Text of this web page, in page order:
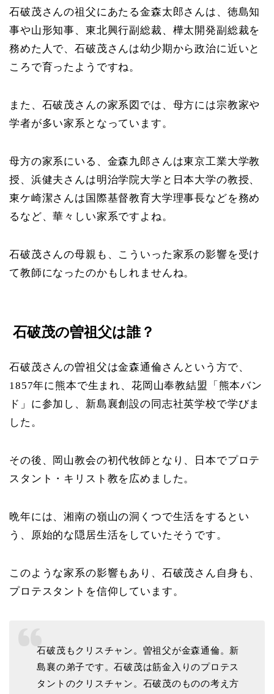
石破茂さんの祖父にあたる金森太郎さんは、徳島知
事や山形知事、東北興行副総裁、樺太開発副総裁を
務めた人で、石破茂さんは幼少期から政治に近いと
ころで育ったようですね。
また、石破茂さんの家系図では、母方には宗教家や
学者が多い家系となっています。
母方の家系にいる、金森九郎さんは東京工業大学教
授、浜健夫さんは明治学院大学と日本大学の教授、
東ケ崎潔さんは国際基督教育大学理事長などを務め
るなど、華々しい家系ですよね。
石破茂さんの母親も、こういった家系の影響を受け
て教師になったのかもしれませんね。
石破茂の曽祖父は誰？
石破茂さんの曽祖父は金森通倫さんという方で、
1857年に熊本で生まれ、花岡山奉教結盟「熊本バン
ド」に参加し、新島襄創設の同志社英学校で学びま
した。
その後、岡山教会の初代牧師となり、日本でプロテ
スタント・キリスト教を広めました。
晩年には、湘南の嶺山の洞くつで生活をするとい
う、原始的な隠居生活をしていたそうです。
このような家系の影響もあり、石破茂さん自身も、
プロテスタントを信仰しています。
石破茂もクリスチャン。曽祖父が金森通倫。新
島襄の弟子です。石破茂は筋金入りのプロテス
タントのクリスチャン。石破茂のものの考え方